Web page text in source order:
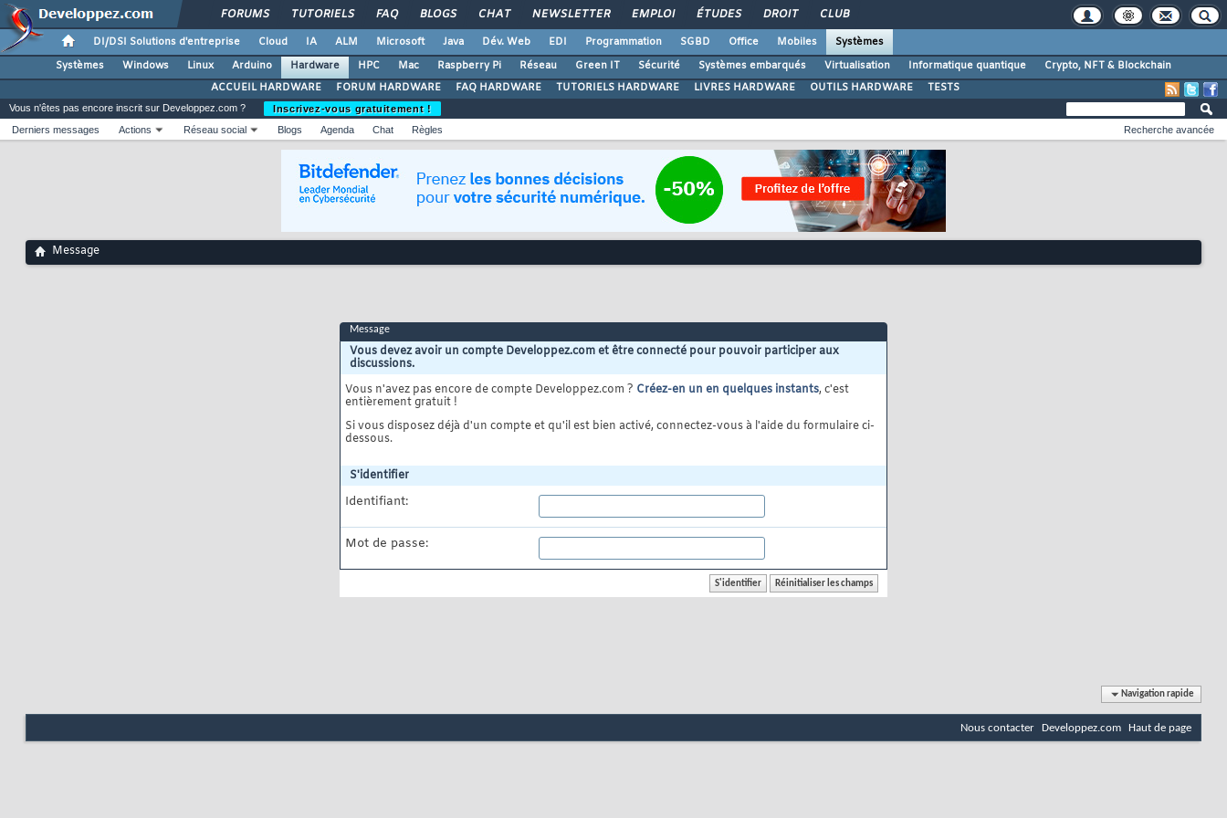
FORUMS TUTORIELS FAQ BLOGS CHAT NEWSLETTER EMPLOI ÉTUDES DROIT CLUB
DI/DSI Solutions d'entreprise Cloud IA ALM Microsoft Java Dév. Web EDI Programmation SGBD Office Mobiles
Systèmes
Systèmes
Windows Linux Arduino Hardware HPC Mac Raspberry Pi Réseau Green IT Sécurité Systèmes embarqués Virtualisation Informatique quantique
Crypto, NFT & Blockchain
ACCUEIL HARDWARE
FORUM HARDWARE FAQ HARDWARE TUTORIELS HARDWARE LIVRES HARDWARE OUTILS HARDWARE TESTS
Vous n'êtes pas encore inscrit sur Developpez.com ?
Inscrivez-vous gratuitement !
Derniers messages
Actions Réseau social Blogs Agenda Chat Règles Recherche avancée
Message
Message
Vous devez avoir un compte Developpez.com et être connecté pour pouvoir participer aux
discussions.
Vous n'avez pas encore de compte Developpez.com ? Créez-en un en quelques instants, c'est
entièrement gratuit !
Si vous disposez déjà d'un compte et qu'il est bien activé, connectez-vous à l'aide du formulaire ci-
dessous.
S'identifier
Identifiant:
Mot de passe:
Navigation rapide
Nous contacter Developpez.com Haut de page